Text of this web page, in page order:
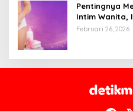
Pentingnya
Intim Wanita,
Tetap Bersih
Februari 26, 2026